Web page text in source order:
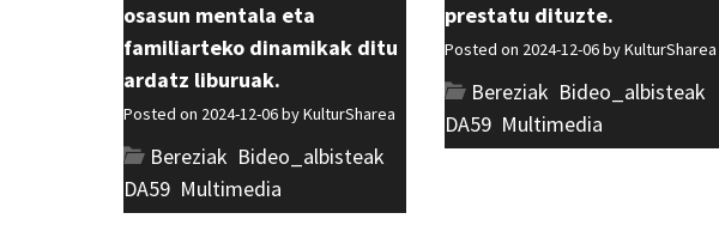
osasun mentala eta
familiarteko dinamikak ditu
ardatz liburuak.
Posted on 2024-12-06 byKulturSharea
Bereziak Bideo_albisteak
DA59 Multimedia
prestatu dituzte.
Posted on 2024-12-06 byKulturSharea
Bereziak Bideo_albisteak
DA59, Multimedia